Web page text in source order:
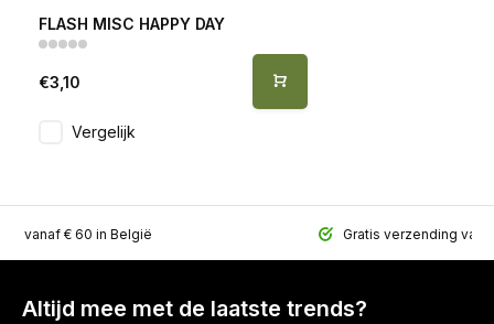
FLASH MISC HAPPY DAY
€3,10
Vergelijk
vanaf € 60 in België Gratis verzending
Altijd mee met de laatste trends?